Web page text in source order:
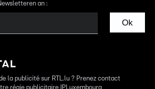
an :
Ok
la publicité sur RTL.lu ? Prenez contact
régie publicitaire IPLuxembourg